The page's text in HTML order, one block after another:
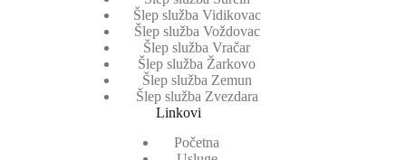
Šlep služba Vidikovac
Šlep služba Voždovac
Šlep služba Vračar
Šlep služba Žarkovo
Šlep služba Zemun
Šlep služba Zvezdara
Linkovi
Početna